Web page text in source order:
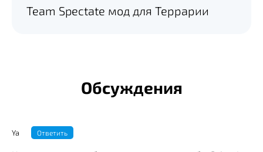
Team Spectate мод для Террарии
Обсуждения
Ya Ответить